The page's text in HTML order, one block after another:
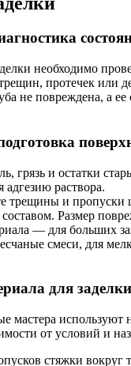
необходимо
протечек или
не повреждена, а
грязь и остатки
адгезию раствора.
трещины и пропуски
Размер
— для больших
смеси, для
для заделки
мастера используют
от условий и